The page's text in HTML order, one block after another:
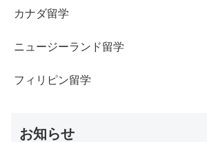
カナダ留学
ニュージーランド留学
フィリピン留学
お知らせ